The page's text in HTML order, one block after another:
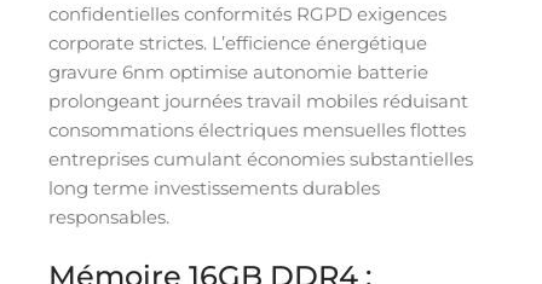
confidentielles conformités RGPD exigences
corporate strictes. L’efficience énergétique
gravure 6nm optimise autonomie batterie
prolongeant journées travail mobiles réduisant
consommations électriques mensuelles flottes
entreprises cumulant économies substantielles
long terme investissements durables
responsables.
Mémoire 16GB DDR4 :